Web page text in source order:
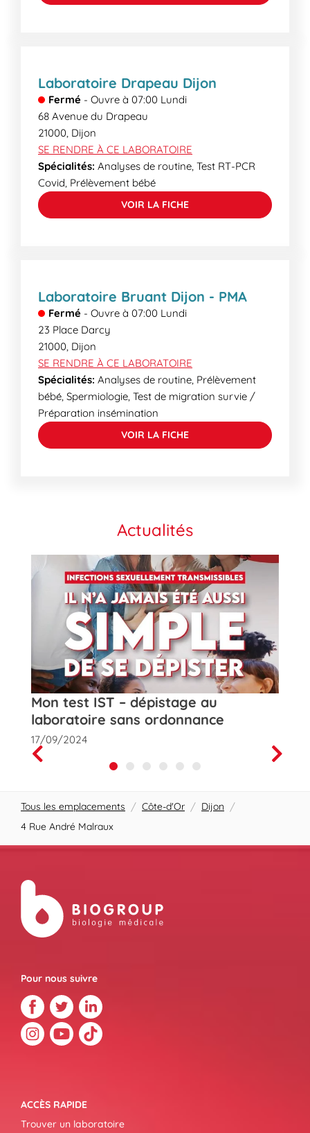
Laboratoire Drapeau Dijon
Fermé - Ouvre à 07:00 Lundi
68 Avenue du Drapeau
21000, Dijon
SE RENDRE À CE LABORATOIRE
Spécialités: Analyses de routine, Test RT-PCR
Covid, Prélèvement bébé
VOIR LA FICHE
Laboratoire Bruant Dijon - PMA
Fermé - Ouvre à 07:00 Lundi
23 Place Darcy
21000, Dijon
SE RENDRE À CE LABORATOIRE
Spécialités: Analyses de routine, Prélèvement
bébé, Spermiologie, Test de migration survie /
Préparation insémination
VOIR LA FICHE
Actualités
Mon test IST – dépistage au
laboratoire sans ordonnance
17/09/2024
Prev
Next
Tous les emplacements / Côte-d'Or / Dijon /
4 Rue André Malraux
Pour nous suivre
ACCÈS RAPIDE
Trouver un laboratoire